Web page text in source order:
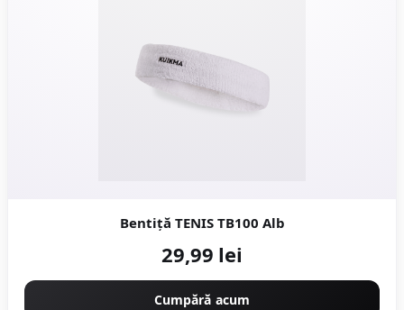
Bentiță TENIS TB100 Alb
29,99 lei
Cumpără acum